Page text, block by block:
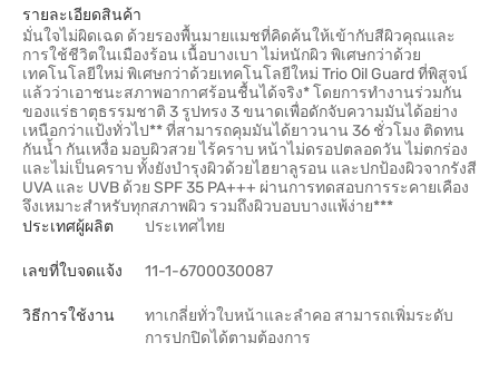
รายละเอียดสินค้า
มั่นใจไม่ผิดเฉด ด้วยรองพื้นมายแมชที่คิดค้นให้เข้ากับสีผิวคุณและ
การใช้ชีวิตในเมืองร้อน เนื้อบางเบา ไม่หนักผิว พิเศษกว่าด้วย
เทคโนโลยีใหม่ พิเศษกว่าด้วยเทคโนโลยีใหม่ Trio Oil Guard ที่พิสูจน์
แล้วว่าเอาชนะสภาพอากาศร้อนชื้นได้จริง* โดยการทำงานร่วมกัน
ของแร่ธาตุธรรมชาติ 3 รูปทรง 3 ขนาดเพื่อดักจับความมันได้อย่าง
เหนือกว่าแป้งทั่วไป** ที่สามารถคุมมันได้ยาวนาน 36 ชั่วโมง ติดทน
กันน้ำ กันเหงื่อ มอบผิวสวย ไร้คราบ หน้าไม่ดรอปตลอดวัน ไม่ตกร่อง
และไม่เป็นคราบ ทั้งยังบำรุงผิวด้วยไฮยาลูรอน และปกป้องผิวจากรังสี
UVA และ UVB ด้วย SPF 35 PA+++ ผ่านการทดสอบการระคายเคือง
จึงเหมาะสำหรับทุกสภาพผิว รวมถึงผิวบอบบางแพ้ง่าย***
ประเทศผู้ผลิต
ประเทศไทย
เลขที่ใบจดแจ้ง 11-1-6700030087
วิธีการใช้งาน
ทาเกลี่ยทั่วใบหน้าและลำคอ สามารถเพิ่มระดับ
การปกปิดได้ตามต้องการ